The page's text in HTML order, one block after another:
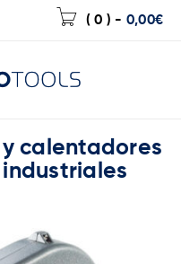
( 0 ) - 0,00€
calentadores